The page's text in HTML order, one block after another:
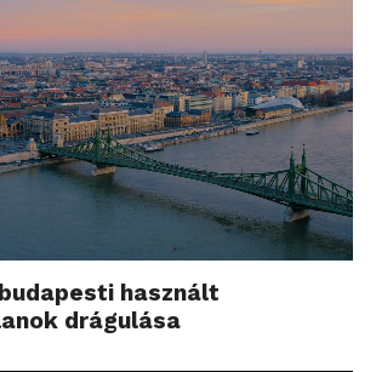
használt
drágulása